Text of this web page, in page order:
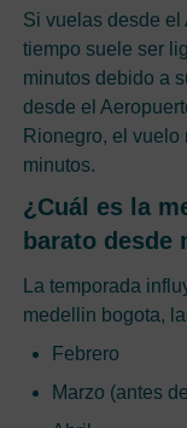
Si vuelas desde el
tiempo suele ser
minutos debido a
desde el
Rionegro, el vuelo
minutos.
¿Cuál es la
barato desde
La temporada
medellin bogota,
Febrero
Marzo (antes